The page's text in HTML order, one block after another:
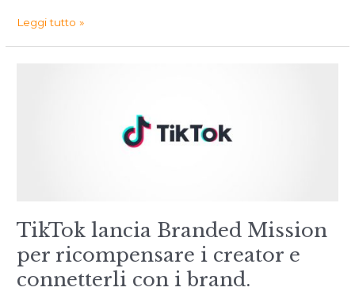
Leggi tutto »
TikTok lancia Branded Mission
per ricompensare i creator e
connetterli con i brand.